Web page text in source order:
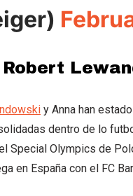
y Anna han
dentro de lo
Special Olympics de
en España con el FC